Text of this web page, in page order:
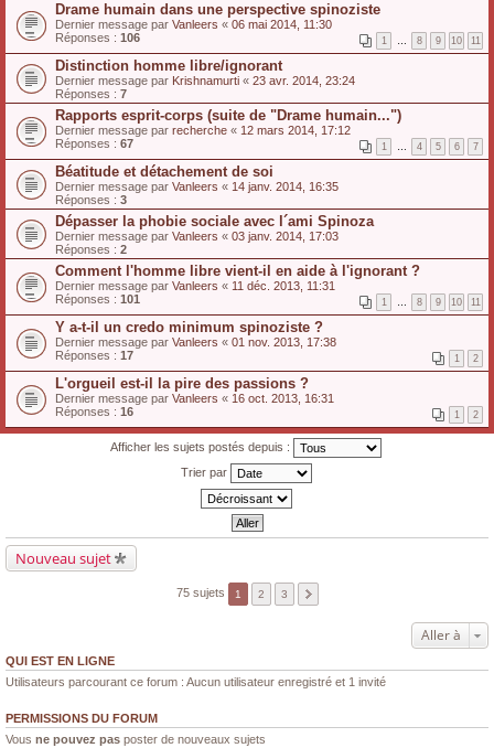
Drame humain dans une perspective spinoziste
Dernier message par Vanleers « 06 mai 2014, 11:30
Réponses : 106 1 … 8 9 10 11
Distinction homme libre/ignorant
Dernier message par Krishnamurti « 23 avr. 2014, 23:24
Réponses : 7
Rapports esprit-corps (suite de "Drame humain...")
Dernier message par recherche « 12 mars 2014, 17:12
Réponses : 67 1 … 4 5 6 7
Béatitude et détachement de soi
Dernier message par Vanleers « 14 janv. 2014, 16:35
Réponses : 3
Dépasser la phobie sociale avec l´ami Spinoza
Dernier message par Vanleers « 03 janv. 2014, 17:03
Réponses : 2
Comment l'homme libre vient-il en aide à l'ignorant ?
Dernier message par Vanleers « 11 déc. 2013, 11:31
Réponses : 101 1 … 8 9 10 11
Y a-t-il un credo minimum spinoziste ?
Dernier message par Vanleers « 01 nov. 2013, 17:38
Réponses : 17 1 2
L'orgueil est-il la pire des passions ?
Dernier message par Vanleers « 16 oct. 2013, 16:31
Réponses : 16 1 2
Afficher les sujets postés depuis :
Trier par
Nouveau sujet
75 sujets 1 2 3
Aller à
QUI EST EN LIGNE
Utilisateurs parcourant ce forum : Aucun utilisateur enregistré et 1 invité
PERMISSIONS DU FORUM
Vous ne pouvez pas poster de nouveaux sujets